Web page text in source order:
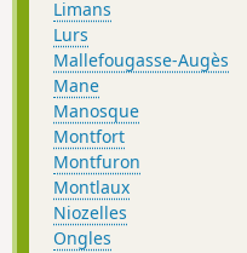
Limans
Lurs
Mallefougasse-Augès
Mane
Manosque
Montfort
Montfuron
Montlaux
Niozelles
Ongles